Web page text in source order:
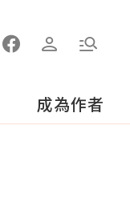
成為作者